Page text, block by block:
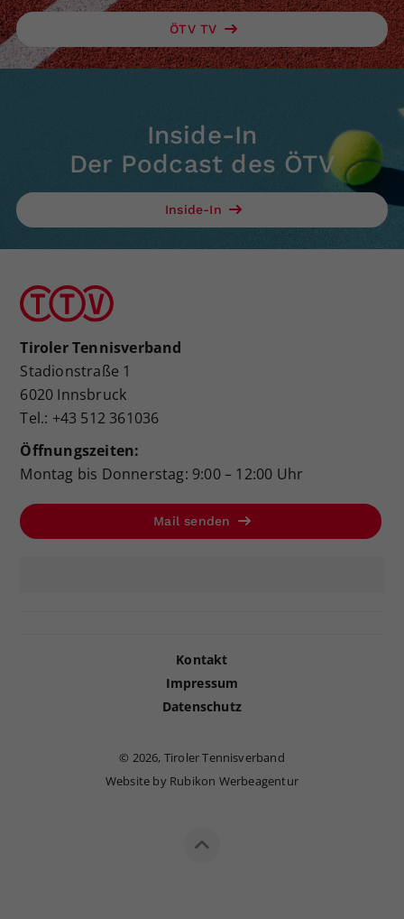
ÖTV TV
Inside-In
Der Podcast des ÖTV
Inside-In
Tiroler Tennisverband
Stadionstraße 1
6020 Innsbruck
Tel.: +43 512 361036
Öffnungszeiten:
Montag bis Donnerstag: 9:00 – 12:00 Uhr
Mail senden
Kontakt
Impressum
Datenschutz
© 2026, Tiroler Tennisverband
Website by Rubikon Werbeagentur